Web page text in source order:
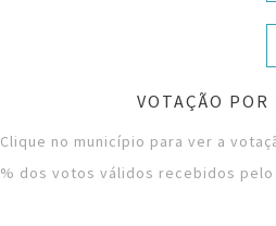
VOTAÇÃO
Clique no município para ver a
% dos votos válidos recebidos